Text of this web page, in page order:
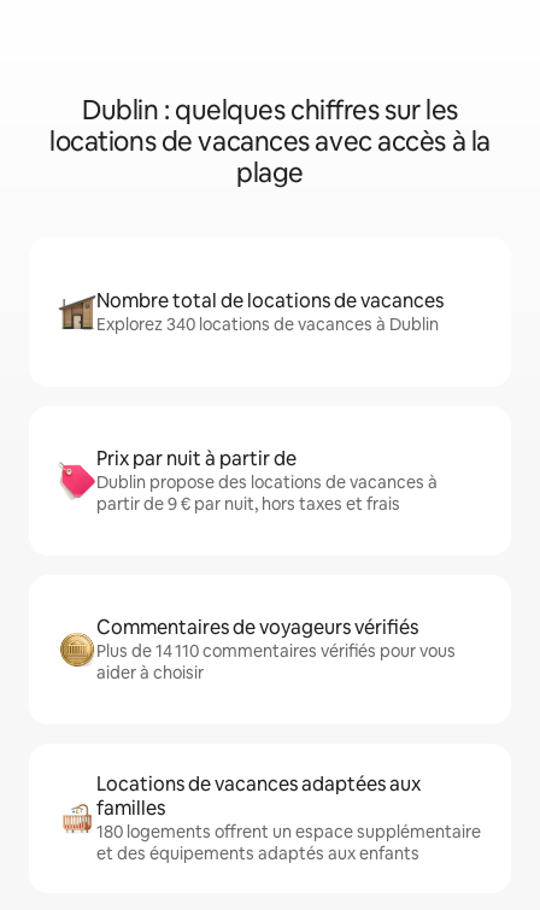
Dublin : quelques chiffres sur les
locations de vacances avec accès à la
plage
Nombre total de locations de vacances
Explorez 340 locations de vacances à Dublin
Prix par nuit à partir de
Dublin propose des locations de vacances à
partir de 9 € par nuit, hors taxes et frais
Commentaires de voyageurs vérifiés
Plus de 14 110 commentaires vérifiés pour vous
aider à choisir
Locations de vacances adaptées aux
familles
180 logements offrent un espace supplémentaire
et des équipements adaptés aux enfants